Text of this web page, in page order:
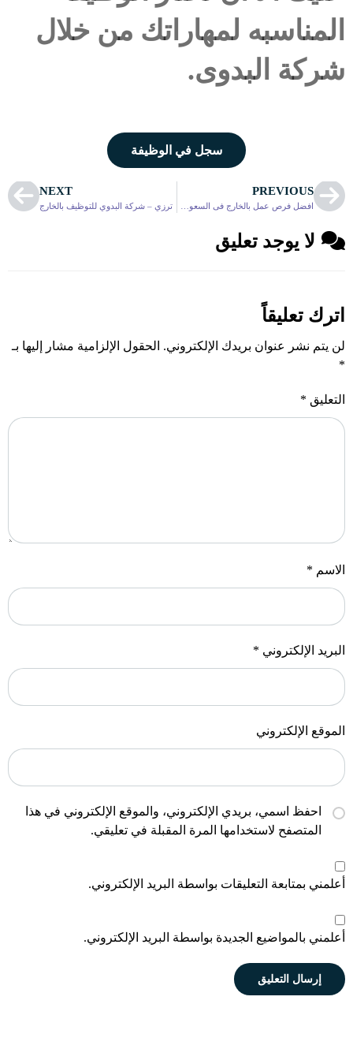
المناسبه لمهاراتك من خلال
شركة البدوى.
سجل في الوظيفة
PREVIOUS
NEXT
ترزي – شركة البدوي للتوظيف بالخارج
لا يوجد تعليق
اترك تعليقاً
لن يتم نشر عنوان بريدك الإلكتروني. الحقول الإلزامية مشار إليها بـ
*
التعليق *
الاسم *
البريد الإلكتروني *
الموقع الإلكتروني
احفظ اسمي، بريدي الإلكتروني، والموقع الإلكتروني في هذا
المتصفح لاستخدامها المرة المقبلة في تعليقي.
أعلمني بمتابعة التعليقات بواسطة البريد الإلكتروني.
أعلمني بالمواضيع الجديدة بواسطة البريد الإلكتروني.